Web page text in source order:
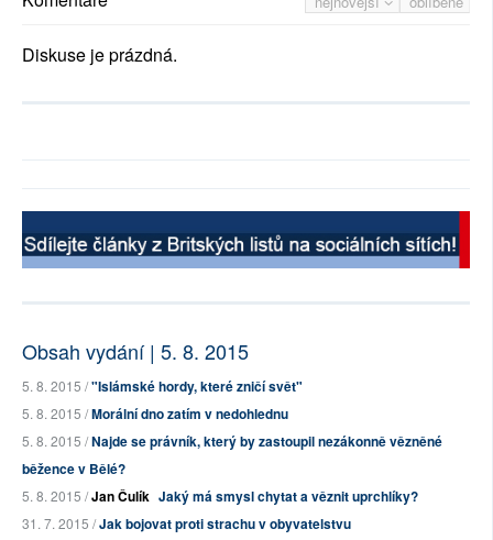
Diskuse je prázdná.
Obsah vydání | 5. 8. 2015
5. 8. 2015 /"Islámské hordy, které zničí svět"
5. 8. 2015 /Morální dno zatím v nedohlednu
5. 8. 2015 /Najde se právník, který by zastoupil nezákonně vězněné
běžence v Bělé?
5. 8. 2015 /Jan Čulík Jaký má smysl chytat a věznit uprchlíky?
31. 7. 2015 /Jak bojovat proti strachu v obyvatelstvu